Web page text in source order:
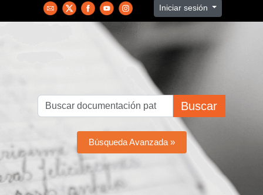
Iniciar sesión
Buscar
Búsqueda Avanzada »